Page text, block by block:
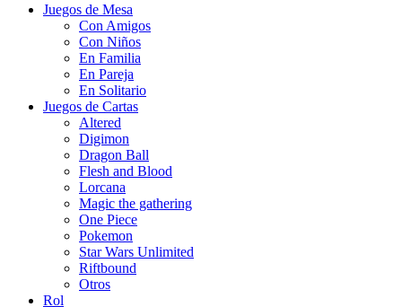
Juegos de Mesa
Con Amigos
Con Niños
En Familia
En Pareja
En Solitario
Juegos de Cartas
Altered
Digimon
Dragon Ball
Flesh and Blood
Lorcana
Magic the gathering
One Piece
Pokemon
Star Wars Unlimited
Riftbound
Otros
Rol